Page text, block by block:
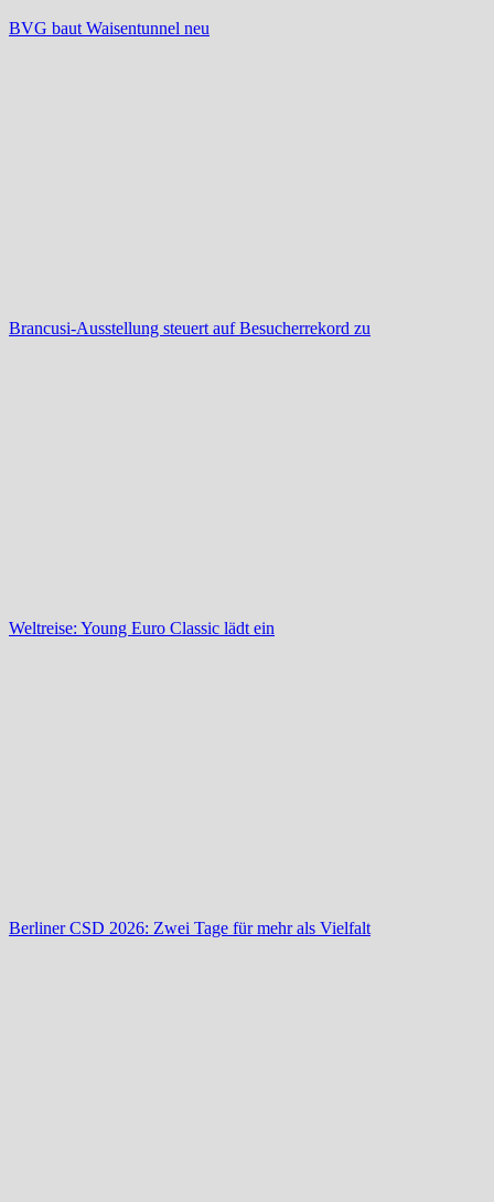
BVG baut Waisentunnel neu
Brancusi-Ausstellung steuert auf Besucherrekord zu
Weltreise: Young Euro Classic lädt ein
Berliner CSD 2026: Zwei Tage für mehr als Vielfalt